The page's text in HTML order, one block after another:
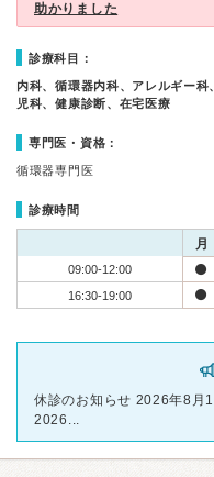
助かりました
診療科目：
内科、循環器内科、アレルギー
児科、健康診断、在宅医療
専門医・資格：
循環器専門医
診療時間
月
09:00-12:00
16:30-19:00
休診のお知らせ 2026年8月
2026...